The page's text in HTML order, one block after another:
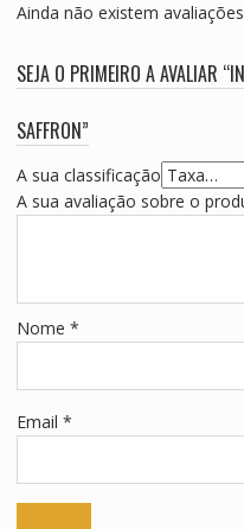
Ainda não existem
SEJA O PRIMEIRO A AVALIAR
SAFFRON”
A sua classificação
A sua avaliação sobre o
Nome *
Email *